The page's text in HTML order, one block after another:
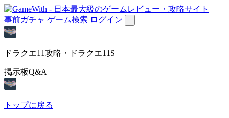
事前ガチャ ゲーム検索 ログイン
ドラクエ11攻略・ドラクエ11S
掲示板Q&A
トップに戻る